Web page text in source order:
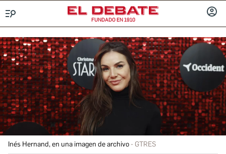
FUNDADO EN 1910
Inés Hernand, en una imagen de archivo GTRES